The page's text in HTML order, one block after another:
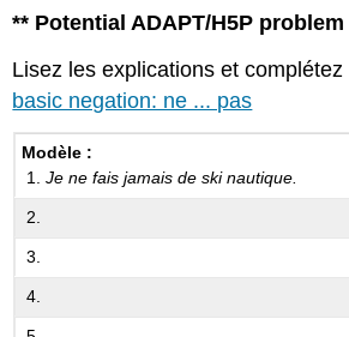
** Potential ADAPT/H5P problem
Lisez les explications et
basic negation: ne ... pas
Modèle :
Je ne fais jamais de ski nautique.